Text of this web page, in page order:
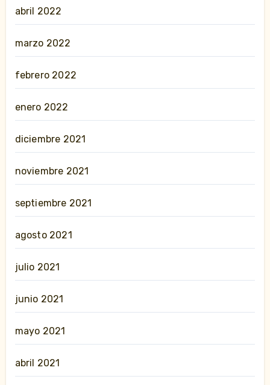
abril 2022
marzo 2022
febrero 2022
enero 2022
diciembre 2021
noviembre 2021
septiembre 2021
agosto 2021
julio 2021
junio 2021
mayo 2021
abril 2021